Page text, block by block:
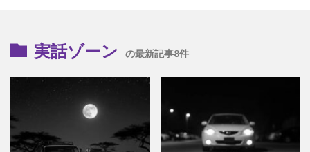
実話ゾーン の最新記事8件